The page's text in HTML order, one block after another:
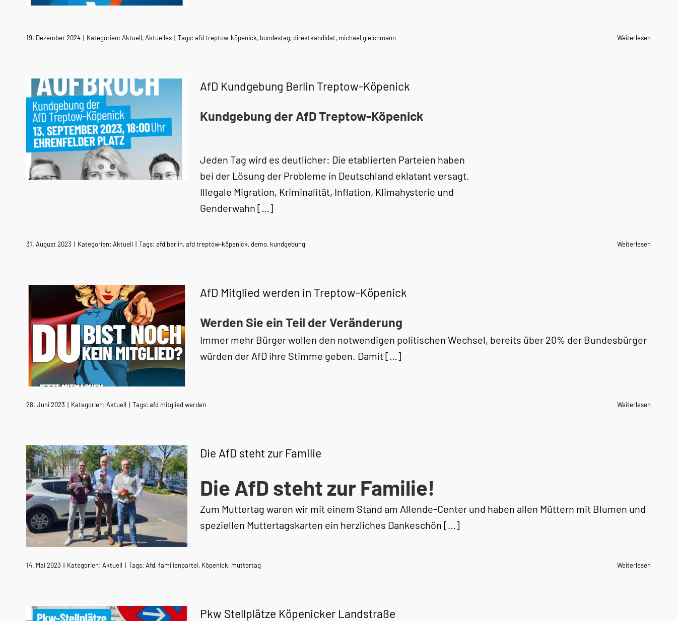
19. Dezember 2024 | Kategorien: Aktuell,Aktuelles | Tags: afd treptow-köpenick, bundestag,direktkandidat, michael gleichmann Weiterlesen
AfD Kundgebung Berlin Treptow-Köpenick
Kundgebung der AfD Treptow-Köpenick
Jeden Tag wird es deutlicher: Die etablierten Parteien haben
bei der Lösung der Probleme in Deutschland eklatant versagt.
Illegale Migration, Kriminalität, Inflation, Klimahysterie und
Genderwahn […]
31. August 2023 | Kategorien: Aktuell | Tags: afd berlin,afd treptow-köpenick,demo, kundgebung Weiterlesen
AfD Mitglied werden in Treptow-Köpenick
Werden Sie ein Teil der Veränderung
Immer mehr Bürger wollen den notwendigen politischen Wechsel, bereits über 20% der Bundesbürger
würden der AfD ihre Stimme geben. Damit […]
28. Juni 2023 | Kategorien: Aktuell | Tags: afd mitglied werden Weiterlesen
Die AfD steht zur Familie
Die AfD steht zur Familie!
Zum Muttertag waren wir mit einem Stand am Allende-Center und haben allen Müttern mit Blumen und
speziellen Muttertagskarten ein herzliches Dankeschön […]
14. Mai 2023 | Kategorien: Aktuell | Tags: Afd,familienpartei, Köpenick, muttertag Weiterlesen
Pkw Stellplätze Köpenicker Landstraße